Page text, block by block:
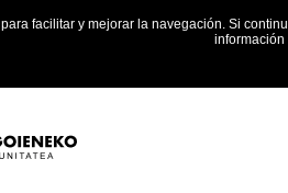
para facilitar y mejorar la navegación. Si